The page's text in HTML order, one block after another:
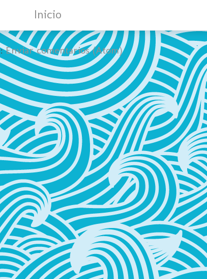
Inicio
Enviar comentarios (Atom)